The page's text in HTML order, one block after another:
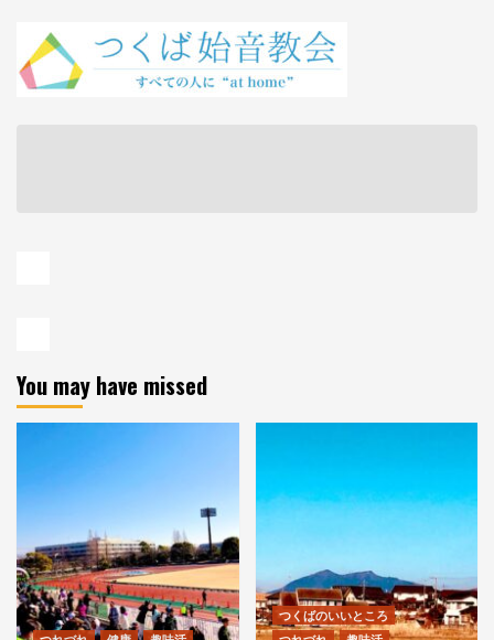
You may have missed
つくばのいいところ